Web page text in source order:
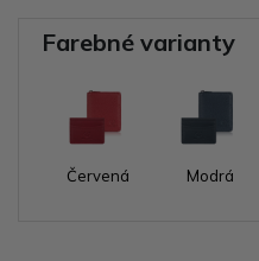
Farebné varianty
Červená Modrá